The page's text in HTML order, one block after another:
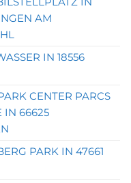
AM
IN 18556
CENTER PARCS
IN 66625
PARK IN 47661